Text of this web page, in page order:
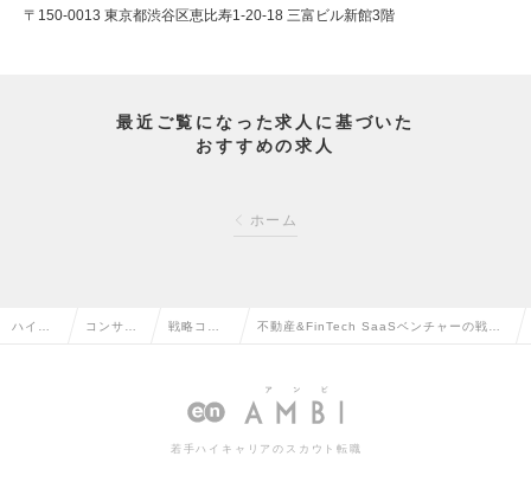
〒150-0013 東京都渋谷区恵比寿1-20-18 三富ビル新館3階
最近ご覧になった求人に基づいた
おすすめの求人
ホーム
ハイク コンサル 戦略コン
トの転職
不動産&FinTech SaaSベンチャーの戦略
ス・副業可の求人情報
若手ハイキャリアのスカウト転職